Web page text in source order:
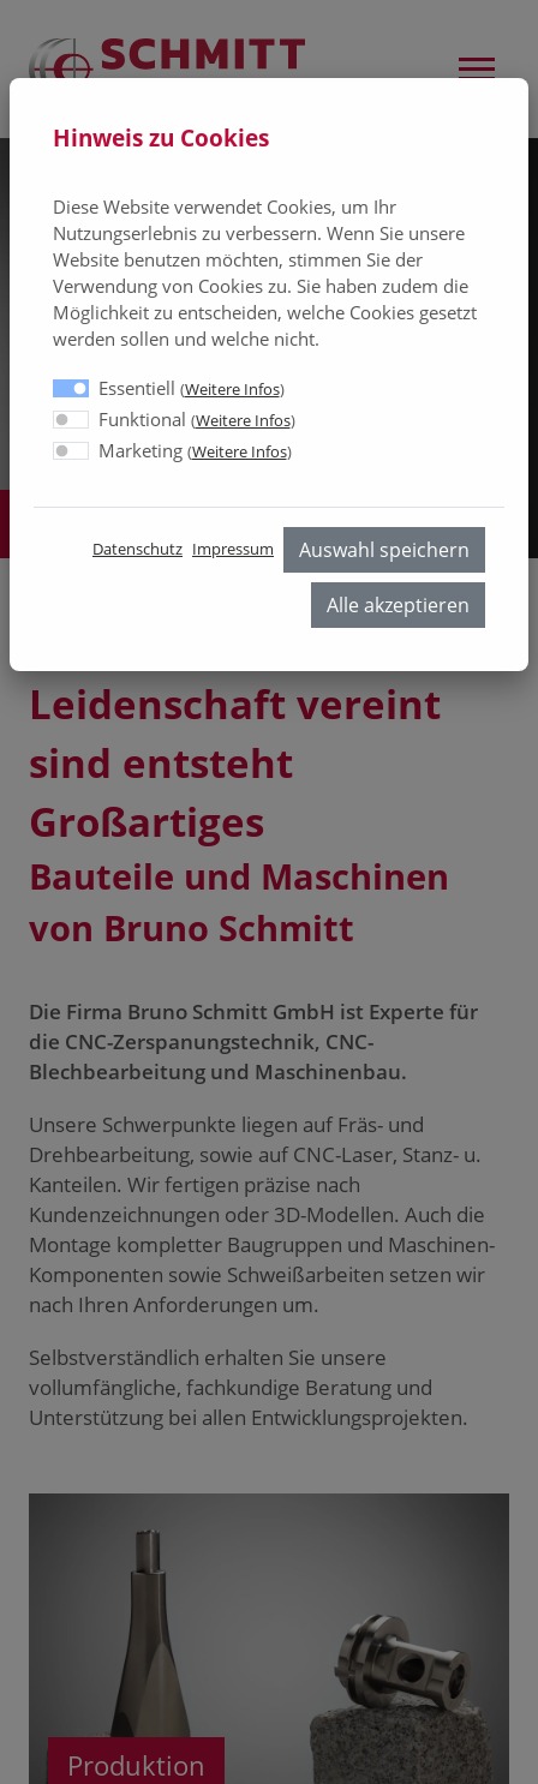
Wenn Technik und
Leidenschaft vereint
sind entsteht
Großartiges
Bauteile und Maschinen
von Bruno Schmitt
Die Firma Bruno Schmitt GmbH ist Experte für
die CNC-Zerspanungstechnik, CNC-
Blechbearbeitung und Maschinenbau.
Unsere Schwerpunkte liegen auf Fräs- und
Drehbearbeitung, sowie auf CNC-Laser, Stanz- u.
Kanteilen. Wir fertigen präzise nach
Kundenzeichnungen oder 3D-Modellen. Auch die
Montage kompletter Baugruppen und Maschinen-
Komponenten sowie Schweißarbeiten setzen wir
nach Ihren Anforderungen um.
Selbstverständlich erhalten Sie unsere
vollumfängliche, fachkundige Beratung und
Unterstützung bei allen Entwicklungsprojekten.
Produktion
Hinweis zu Cookies
Diese Website verwendet Cookies, um Ihr
Nutzungserlebnis zu verbessern. Wenn Sie unsere
Website benutzen möchten, stimmen Sie der
Verwendung von Cookies zu. Sie haben zudem die
Möglichkeit zu entscheiden, welche Cookies gesetzt
werden sollen und welche nicht.
Essentiell (Weitere Infos)
Funktional (Weitere Infos)
Marketing (Weitere Infos)
Datenschutz Impressum Auswahl speichern
Alle akzeptieren